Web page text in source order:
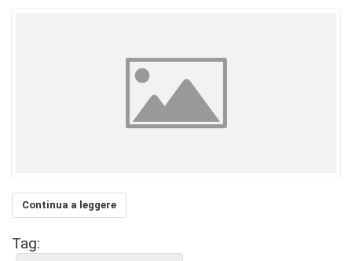
Continua a leggere
Tag: